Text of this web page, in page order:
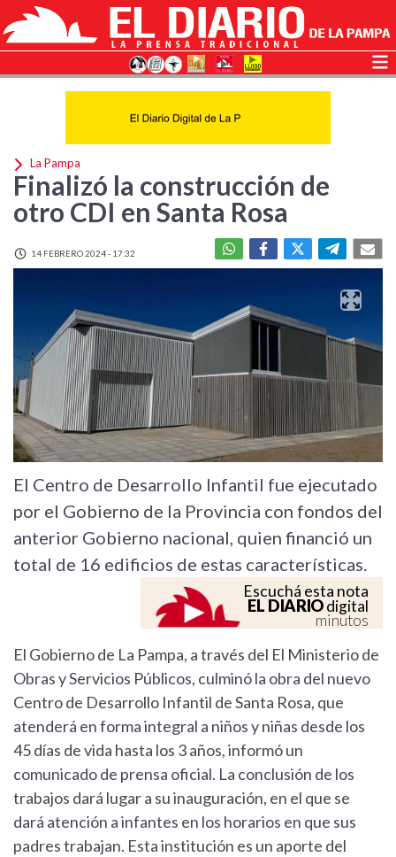
La Pampa
Finalizó la construcción de
otro CDI en Santa Rosa
14 FEBRERO 2024 - 17:32
El Centro de Desarrollo Infantil fue ejecutado
por el Gobierno de la Provincia con fondos del
anterior Gobierno nacional, quien financió un
total de 16 edificios de estas características.
Escuchá esta nota
EL DIARIOdigital
minutos
El Gobierno de La Pampa, a través del El Ministerio de
Obras y Servicios Públicos, culminó la obra del nuevo
Centro de Desarrollo Infantil de Santa Rosa, que
atenderá en forma integral a niños y niñas desde los
45 días de vida hasta los 3 años, informó un
comunicado de prensa oficial. La conclusión de los
trabajos dará lugar a su inauguración, en el que se
dará atención a infantes en los horarios en que sus
padres trabajan. Esta institución es un aporte del